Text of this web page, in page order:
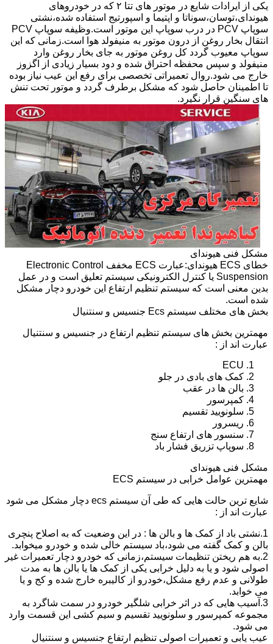
یکی از ایرادات شایع در موتور های تتا ۲ که در خودروهای
هیوندای،توسان،سوناتا و اپتیما و اسپورتیج استفاده شده،نشتی
سوپاپ PCV در درب سوپاپ این موتور است.وظیفه سوپاپ PCV
انتقال بخار روغن از درون موتور به منیفولد هوا است.زمانی که این
سوپاپ معیوب گردد کل روغن موتور به جای بخار روغن وارد
منیفولد و سپس محفظه احتراق شده و دود بسیار زیادی از اگزوز
خارج می شود.روال تعمیراتی تخصصی برای رفع این عیب نیاز بوده
تا اطمینان حاصل شود که مشکل برطرف گردد و موتور تحت تنش
های سنگین قرار نگیرد.
مشکل فنی هیوندای
خطای ECS هیوندای:عبارت ECS مخفف Electronic Control
Suspension یا کنترل الکترونیکی سیستم تعلیق است و در عمل
بدین معنی است که سیستم تنظیم ارتفاع این خودرو دچار مشکل
شده است.
بخش های مختلف سیستم Ecs جنسیس و سنتنیال
مهمترین بخش های سیستم تنظیم ارتفاع در جنسیس و سنتنیال
عبارت اند از :
ECU
کمک های بادی در جلو
بالن ها در عقب
کمپرسور
سلونویید تقسیم
ریسرور
سنسور های ارتفاع سنج
سوپاپ تزریق فشار باد
مشکل فنی هیوندای
مهمترین عوامل خرابی در سیستم ECS
شایع ترین حالت هایی که طی آن سیستم ecs دچار مشکل می شود
عبارت اند از :
1.نشتی باد از کمک ها و بالن ها : در این وضعیت که به اصلاح پنچری
بالن و کمک گفته می شود،باد سیستم خالی شده و خودرو میخوابد.
2.به هم ریختن تنظیمات سیستم،زمانی که خودرو دچار تعمیرات غیر
اصولی شود و یا به دلیل خرابی یکی از کمک ها یا بالن ها به مدت
طولانی و عدم رفع مشکل،خودرو از کالیبره خارج شده و کج و یا
می خوابد.
3.آسیب هایی که در اثر خرابی شلگیر خودرو در سمت شاگرد به
مجموعه کمپرسور و سلونویید تقسیم و سیم کشی این قسمت وارد
می شود.
عیب یابی و تعمیرات اصولی تنظیم ارتفاع جنسیس و سنتنیال